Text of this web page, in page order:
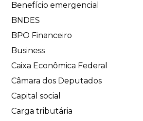
Benefício emergencial
BNDES
BPO Financeiro
Business
Caixa Econômica Federal
Câmara dos Deputados
Capital social
Carga tributária